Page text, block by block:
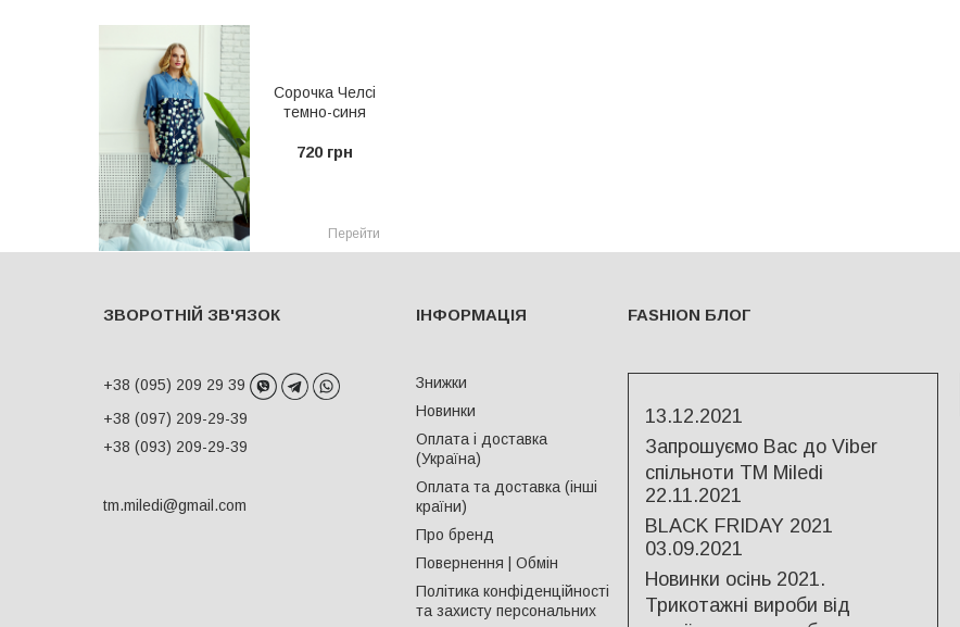
Сорочка Челсі
темно-синя
720 грн
Перейти
ЗВОРОТНІЙ ЗВ'ЯЗОК
+38 (095) 209 29 39
+38 (097) 209-29-39
+38 (093) 209-29-39
tm.miledi@gmail.com
ІНФОРМАЦІЯ
Знижки
Новинки
Оплата і доставка
(Україна)
Оплата та доставка (інші
країни)
Про бренд
Повернення | Обмін
Політика конфіденційності
та захисту персональних
FASHION БЛОГ
13.12.2021
Запрошуємо Вас до Viber
спільноти ТМ Miledi
22.11.2021
BLACK FRIDAY 2021
03.09.2021
Новинки осінь 2021.
Трикотажні вироби від